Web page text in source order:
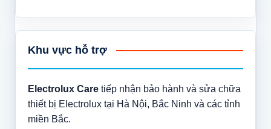
Khu vực hỗ trợ
Electrolux Caretiếp nhận bảo hành và sửa chữa
thiết bị Electrolux tại Hà Nội, Bắc Ninh và các tỉnh
miền Bắc.